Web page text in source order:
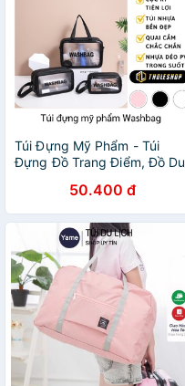
Túi Đựng Mỹ Phẩm - Túi
Đựng Đồ Trang Điểm, Đồ Du
WASHBAG 9414
50.400 đ